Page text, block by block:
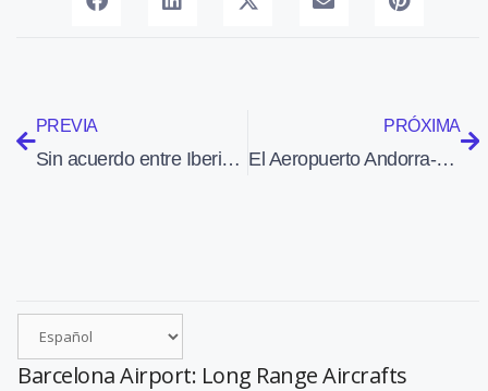
PREVIA
Sin acuerdo entre Iberia y los sindicatos convocantes de la huelga del handling
PRÓXIMA
El Aeropuerto Andorra-La Seu recibe el primer vuelo procedente de Palma de Mallorca
Barcelona Airport: Long Range Aircrafts